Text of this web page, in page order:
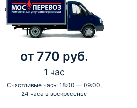
от 770 руб.
1 час
Счастливые часы 18:00 — 09:00,
24 часа в воскресенье
-